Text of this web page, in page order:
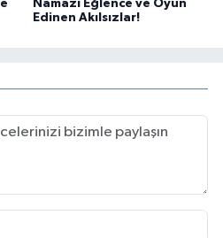
Namazı Eğlence ve Oyun
Edinen Akılsızlar!